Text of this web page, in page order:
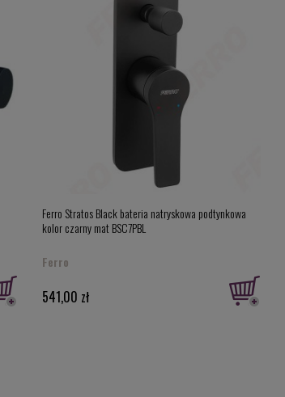
Ferro Stratos Black bateria natryskowa podtynkowa
kolor czarny mat BSC7PBL
Ferro
541,00 zł